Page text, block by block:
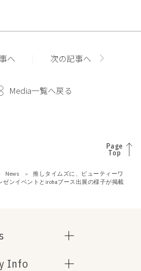
へ
Media一覧へ戻る
次の記事へ
Page
Top
News
推しタイムズに、ビューティーワ
ゼンイベントとirohaブース出展の様子が掲載
Info